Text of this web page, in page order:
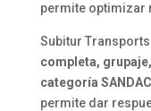
permite optimizar
Subitur
completa,
categoría
permite dar